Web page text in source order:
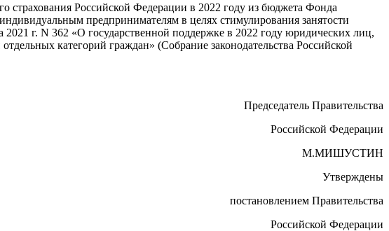
страхования Российской Федерации в 2022 году из бюджета Фонда
предпринимателям в целях стимулирования занятости
г. N 362 «О государственной поддержке в 2022 году юридических лиц,
категорий граждан» (Собрание законодательства Российской
Председатель Правительства
Российской Федерации
М.МИШУСТИН
Утверждены
постановлением Правительства
Российской Федерации